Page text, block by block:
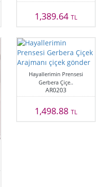
1,389.64 TL
Hayallerimin Prensesi
Gerbera Çiçe..
AR0203
1,498.88 TL